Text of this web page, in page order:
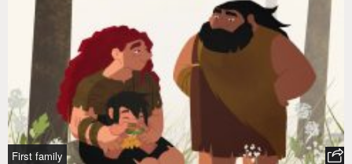
First family